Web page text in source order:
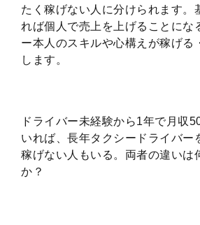
たく稼げない人に分けられます。
れば個人で売上を上げることにな
ー本人のスキルや心構えが稼げる
します。
ドライバー未経験から1年で月収
いれば、長年タクシードライバー
稼げない人もいる。両者の違いは
か？